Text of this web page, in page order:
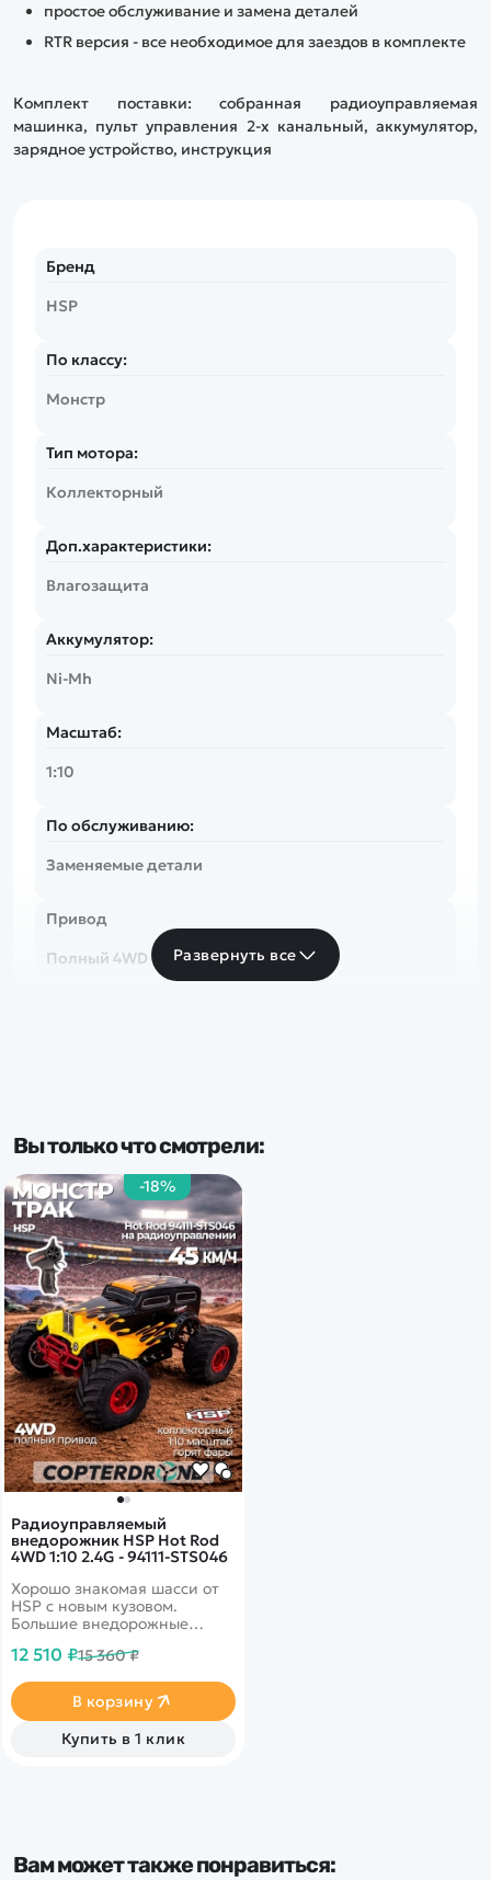
простое обслуживание и замена деталей
RTR версия - все необходимое для заездов в комплекте
Комплект поставки: собранная радиоуправляемая
машинка, пульт управления 2-х канальный, аккумулятор,
зарядное устройство, инструкция
Бренд
HSP
По классу:
Монстр
Тип мотора:
Коллекторный
Доп.характеристики:
Влагозащита
Аккумулятор:
Ni-Mh
Масштаб:
1:10
По обслуживанию:
Заменяемые детали
Привод
Полный 4WD
2.4 Ghz
Тип комплекта
RTR
Развернуть все
Вы только что смотрели:
-18%
Радиоуправляемый
внедорожник HSP Hot Rod
4WD 1:10 2.4G - 94111-STS046
Хорошо знакомая шасси от
HSP с новым кузовом.
Большие внедорожные
скорость до 40 км/ч и
12 510 ₽15 360 ₽
В корзину
Купить в 1 клик
Вам может также понравиться: